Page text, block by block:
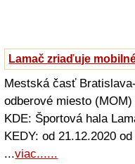
Lamač zriaďuje
Mestská časť
odberové miesto
KDE: Športová hala
KEDY: od 21.12.2020
...viac......